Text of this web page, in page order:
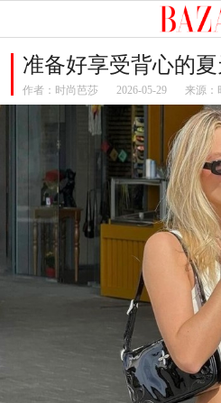
准备好享受背心的夏
作者： 时尚芭莎 2026-05-29 来源：